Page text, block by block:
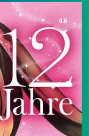
4.6